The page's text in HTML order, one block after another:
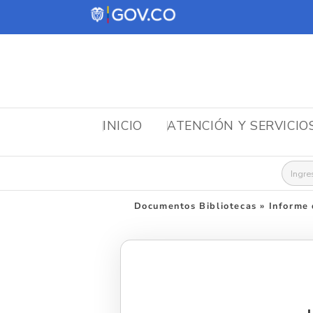
INICIO ATENCIÓN Y
Documentos Bibliotecas » Informe